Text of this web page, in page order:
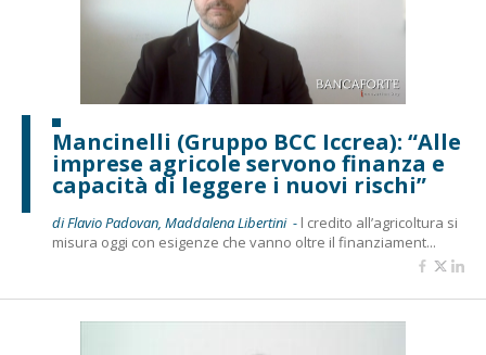
Mancinelli (Gruppo BCC Iccrea): “Alle
imprese agricole servono finanza e
capacità di leggere i nuovi rischi”
di Flavio Padovan, Maddalena Libertini - l credito all’agricoltura si
misura oggi con esigenze che vanno oltre il finanziament...